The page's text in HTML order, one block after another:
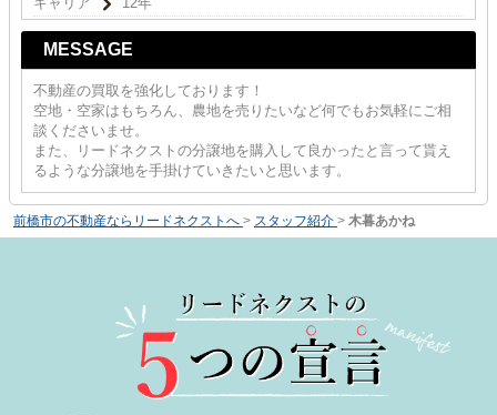
MESSAGE
不動産の買取を強化しております！
空地・空家はもちろん、農地を売りたいなど何でもお気軽にご相
談くださいませ。
また、リードネクストの分譲地を購入して良かったと言って貰え
るような分譲地を手掛けていきたいと思います。
前橋市の不動産ならリードネクストへ > スタッフ紹介 > 木暮あかね